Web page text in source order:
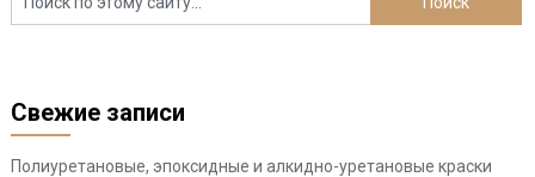
Свежие записи
Полиуретановые, эпоксидные и алкидно-уретановые краски